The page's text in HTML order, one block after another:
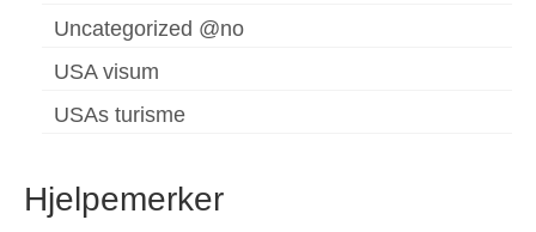
Uncategorized @no
USA visum
USAs turisme
Hjelpemerker